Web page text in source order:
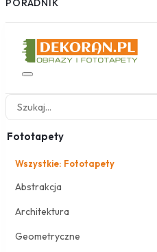
PORADNIK
Fototapety
Wszystkie: Fototapety
Abstrakcja
Architektura
Geometryczne